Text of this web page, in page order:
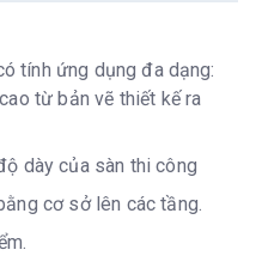
tính ứng dụng đa dạng:
từ bản vẽ thiết kế ra
dày của sàn thi công
cơ sở lên các tầng.